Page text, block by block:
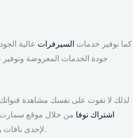
كما نوفير خدمات السيرفرات عالية
جودة الخدمات المعروضة وتوفير
لذلك لا تفوت على نفسك مشاهدة
اشتراك نوفا من خلال موقع
لإحدى.